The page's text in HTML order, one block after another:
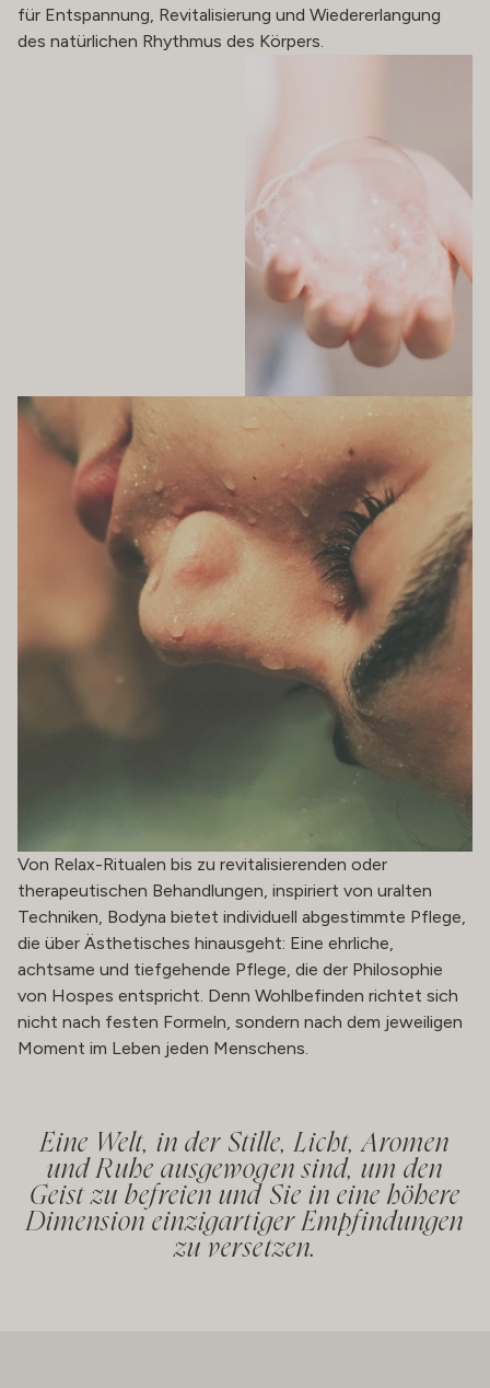
für Entspannung, Revitalisierung und Wiedererlangung
des natürlichen Rhythmus des Körpers.
Von Relax-Ritualen bis zu revitalisierenden oder
therapeutischen Behandlungen, inspiriert von uralten
Techniken, Bodyna bietet individuell abgestimmte Pflege,
die über Ästhetisches hinausgeht: Eine ehrliche,
achtsame und tiefgehende Pflege, die der Philosophie
von Hospes entspricht. Denn Wohlbefinden richtet sich
nicht nach festen Formeln, sondern nach dem jeweiligen
Moment im Leben jeden Menschens.
Eine Welt, in der Stille, Licht, Aromen
und Ruhe ausgewogen sind, um den
Geist zu befreien und Sie in eine höhere
Dimension einzigartiger Empfindungen
zu versetzen.